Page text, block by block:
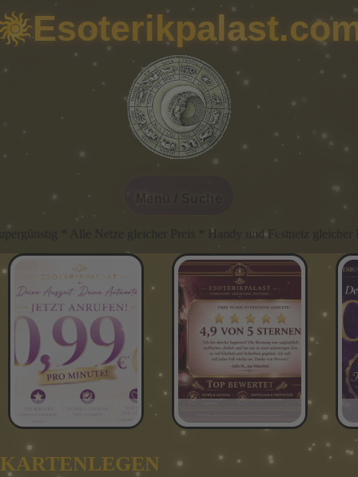
Menü / Suche
* Handy und Festnetz gleicher Preis * Immer Günstig IMMER
KARTENLEGEN